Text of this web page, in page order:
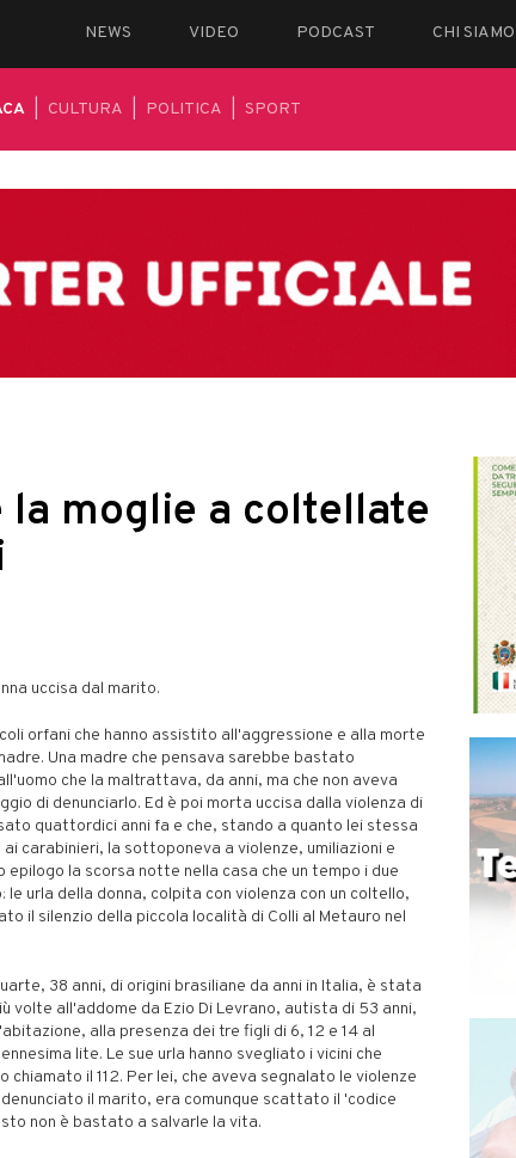
NEWS VIDEO PODCAST CHI SIAMO
CULTURA POLITICA SPORT
la moglie a coltellate
uccisa dal marito.
orfani che hanno assistito all'aggressione e alla morte
Una madre che pensava sarebbe bastato
che la maltrattava, da anni, ma che non aveva
di denunciarlo. Ed è poi morta uccisa dalla violenza di
quattordici anni fa e che, stando a quanto lei stessa
carabinieri, la sottoponeva a violenze, umiliazioni e
epilogo la scorsa notte nella casa che un tempo i due
le urla della donna, colpita con violenza con un coltello,
il silenzio della piccola località di Colli al Metauro nel
38 anni, di origini brasiliane da anni in Italia, è stata
volte all'addome da Ezio Di Levrano, autista di 53 anni,
alla presenza dei tre figli di 6, 12 e 14 al
lite. Le sue urla hanno svegliato i vicini che
chiamato il 112. Per lei, che aveva segnalato le violenze
denunciato il marito, era comunque scattato il 'codice
non è bastato a salvarle la vita.